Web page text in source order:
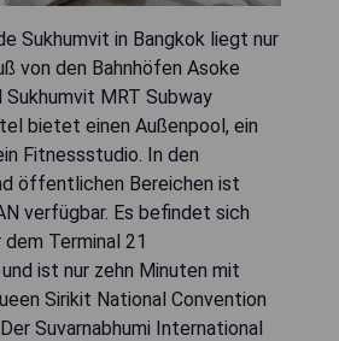
Sukhumvit in Bangkok liegt nur
von den Bahnhöfen Asoke
Sukhumvit MRT Subway
bietet einen Außenpool, ein
Fitnessstudio. In den
öffentlichen Bereichen ist
verfügbar. Es befindet sich
Terminal 21
ist nur zehn Minuten mit
Sirikit National Convention
Suvarnabhumi International